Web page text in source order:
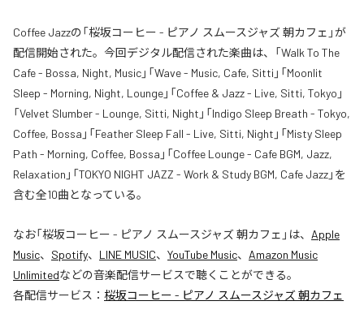
Coffee Jazzの「桜坂コーヒー - ピアノ スムースジャズ 朝カフェ」が
配信開始された。今回デジタル配信された楽曲は、「Walk To The
Cafe - Bossa, Night, Music」「Wave - Music, Cafe, Sitti」「Moonlit
Sleep - Morning, Night, Lounge」「Coffee & Jazz - Live, Sitti, Tokyo」
「Velvet Slumber - Lounge, Sitti, Night」「Indigo Sleep Breath - Tokyo,
Coffee, Bossa」「Feather Sleep Fall - Live, Sitti, Night」「Misty Sleep
Path - Morning, Coffee, Bossa」「Coffee Lounge - Cafe BGM, Jazz,
Relaxation」「TOKYO NIGHT JAZZ - Work & Study BGM, Cafe Jazz」を
含む全10曲となっている。
なお「桜坂コーヒー - ピアノ スムースジャズ 朝カフェ 」は、 Apple
Music、 Spotify、 LINE MUSIC、 YouTube Music、 Amazon Music
Unlimitedなどの音楽配信サービスで聴くことができる。
各配信サービス： 桜坂コーヒー - ピアノ スムースジャズ 朝カフェ